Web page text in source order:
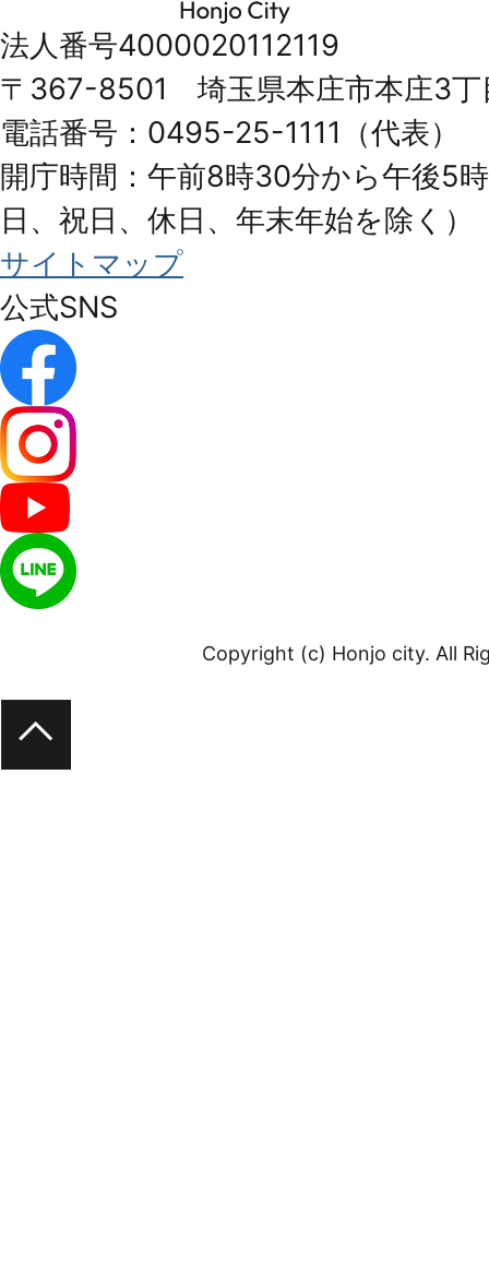
Honjo
City
法人番号4000020112119
〒367-8501 埼玉県本庄市本庄3丁
電話番号：0495-25-1111（代表）
開庁時間：午前8時30分から午後5
日、祝日、休日、年末年始を除く）
サイトマップ
公式SNS
Copyright (c) Honjo city. All